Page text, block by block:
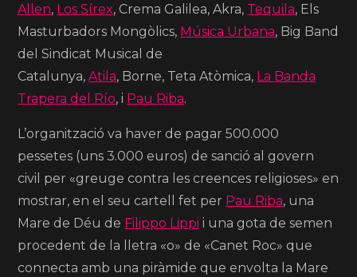
Allen, Los Sírex, Crema Galilea, Akra, Tequila, Els
Masturbadors Mongòlics, Música Urbana, Big Band
del Sindicat Musical de
Catalunya,Atila, Borne, Teta Atòmica, La Banda
Trapera del Río, i Pau Riba.
L’organització va haver de pagar 500.000
pessetes (uns 3.000 euros) de sanció al govern
civil per «greuge contra les creences religioses» en
mostrar, en el seu cartell fet per Pau Riba, una
Mare de Déu de Filippo Lippi i una gota de semen
procedent de la lletra «o» de «Canet Roc» que
connecta amb una piràmide que envolta la Mare